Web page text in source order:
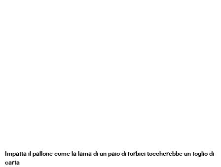
Impatta il pallone come la lama di un paio di forbici toccherebbe un foglio di
carta